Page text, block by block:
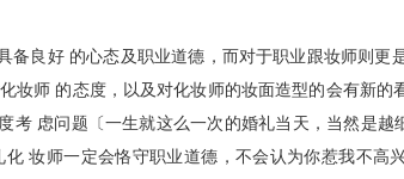
良好 的心态及职业道德，而对于职业跟妆师则更
妆师 的态度，以及对化妆师的妆面造型的会有新
考 虑问题〔一生就这么一次的婚礼当天，当然是
妆师一定会恪守职业道德，不会认为你惹我不高